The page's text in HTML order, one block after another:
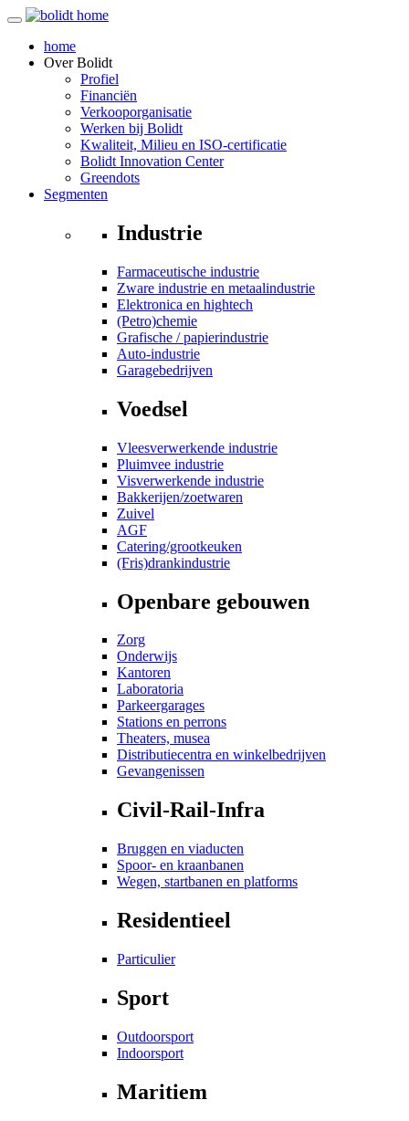
home
OverBolidt
Profiel
Financiën
Verkooporganisatie
Werken bij Bolidt
Kwaliteit, Milieu en ISO-certificatie
Bolidt Innovation Center
Greendots
Segmenten
Industrie
Farmaceutische industrie
Zware industrie en metaalindustrie
Elektronica en hightech
(Petro)chemie
Grafische / papierindustrie
Auto-industrie
Garagebedrijven
Voedsel
Vleesverwerkende industrie
Pluimvee industrie
Visverwerkende industrie
Bakkerijen/zoetwaren
Zuivel
AGF
Catering/grootkeuken
(Fris)drankindustrie
Openbare gebouwen
Zorg
Onderwijs
Kantoren
Laboratoria
Parkeergarages
Stations en perrons
Theaters, musea
Distributiecentra en winkelbedrijven
Gevangenissen
Civil-Rail-Infra
Bruggen en viaducten
Spoor- en kraanbanen
Wegen, startbanen en platforms
Residentieel
Particulier
Sport
Outdoorsport
Indoorsport
Maritiem